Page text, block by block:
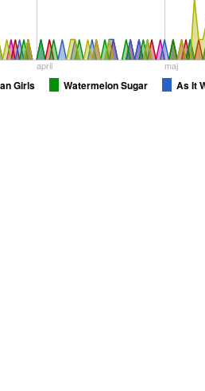
april maj
Girls Watermelon Sugar As It